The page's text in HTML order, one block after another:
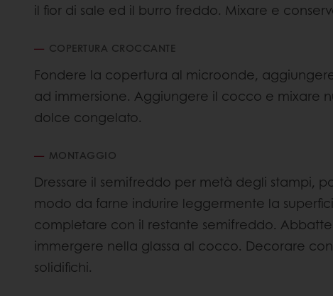
il fior di sale ed il burro freddo. Mixare e
COPERTURA CROCCANTE
Fondere la copertura al microonde,
ad immersione. Aggiungere il cocco e mixare
dolce congelato.
MONTAGGIO
Dressare il semifreddo per metà degli stampi,
modo da farne indurire leggermente la
completare con il restante semifreddo.
immergere nella glassa al cocco. Decorare
solidifichi.